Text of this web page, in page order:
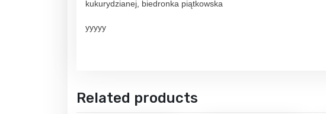
kukurydzianej, biedronka piątkowska
yyyyy
Related products